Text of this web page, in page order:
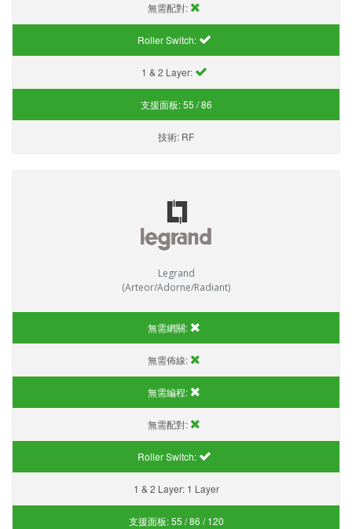
無需配對:
Roller Switch:
1 & 2 Layer:
支援面板:55 / 86
技術: RF
Legrand
(Arteor/Adorne/Radiant)
無需網關:
無需佈線:
無需編程:
無需配對:
Roller Switch:
1 & 2 Layer: 1 Layer
支援面板:55 / 86 / 120